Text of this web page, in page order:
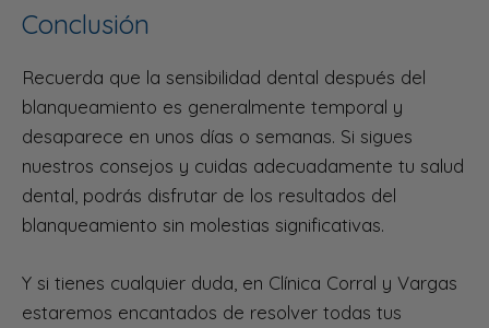
Conclusión
Recuerda que la sensibilidad dental después del
blanqueamiento es generalmente temporal y
desaparece en unos días o semanas. Si sigues
nuestros consejos y cuidas adecuadamente tu salud
dental, podrás disfrutar de los resultados del
blanqueamiento sin molestias significativas.
Y si tienes cualquier duda, en Clínica Corral y Vargas
estaremos encantados de resolver todas tus